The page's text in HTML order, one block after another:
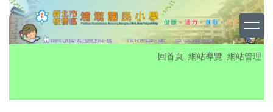
跳
到
主
要
:::
回首頁 網站導覽 網站管理